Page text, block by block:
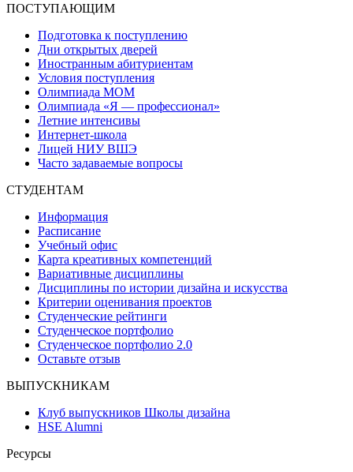
ПОСТУПАЮЩИМ
Подготовка к поступлению
Дни открытых дверей
Иностранным абитуриентам
Условия поступления
Олимпиада МОМ
Олимпиада «Я — профессионал»
Летние интенсивы
Интернет-школа
Лицей НИУ ВШЭ
Часто задаваемые вопросы
СТУДЕНТАМ
Информация
Расписание
Учебный офис
Карта креативных компетенций
Вариативные дисциплины
Дисциплины по истории дизайна и искусства
Критерии оценивания проектов
Студенческие рейтинги
Студенческое портфолио
Студенческое портфолио 2.0
Оставьте отзыв
ВЫПУСКНИКАМ
Клуб выпускников Школы дизайна
HSE Alumni
Ресурсы